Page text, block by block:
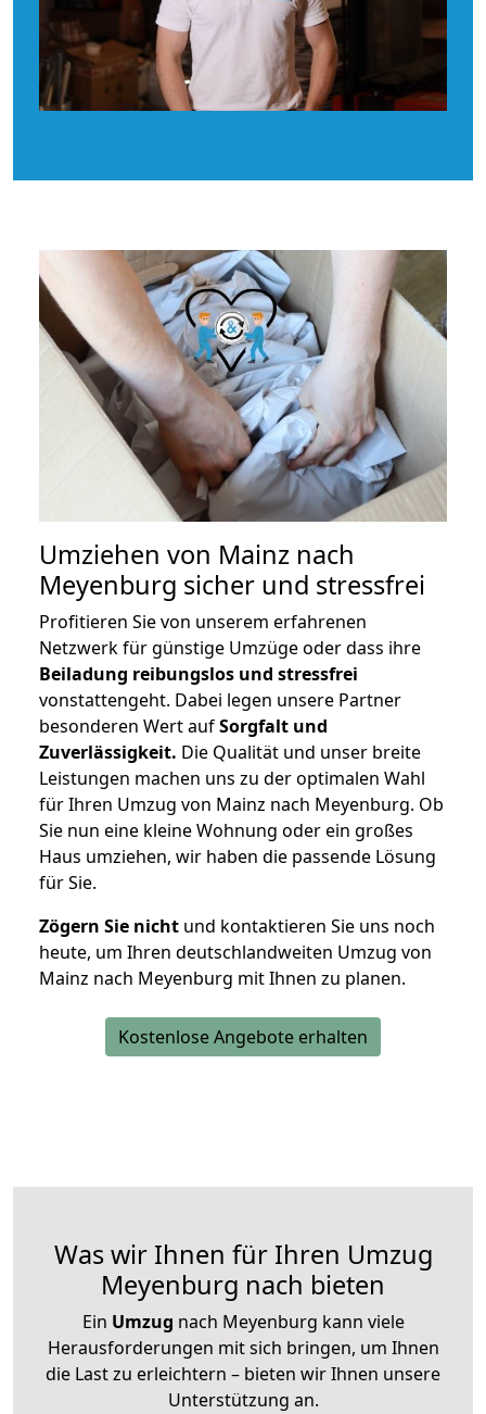
Umziehen von Mainz nach
Meyenburg sicher und stressfrei
Profitieren Sie von unserem erfahrenen
Netzwerk für günstige Umzüge oder dass ihre
Beiladung reibungslos und stressfrei
vonstattengeht. Dabei legen unsere Partner
besonderen Wert aufSorgfalt und
Zuverlässigkeit. Die Qualität und unser breite
Leistungen machen uns zu der optimalen Wahl
für Ihren Umzug von Mainz nach Meyenburg. Ob
Sie nun eine kleine Wohnung oder ein großes
Haus umziehen, wir haben die passende Lösung
für Sie.
Zögern Sie nicht und kontaktieren Sie uns noch
heute, um Ihren deutschlandweiten Umzug von
Mainz nach Meyenburg mit Ihnen zu planen.
Kostenlose Angebote erhalten
Was wir Ihnen für Ihren Umzug
Meyenburg nach bieten
Ein Umzug nach Meyenburg kann viele
Herausforderungen mit sich bringen, um Ihnen
die Last zu erleichtern – bieten wir Ihnen unsere
Unterstützung an.